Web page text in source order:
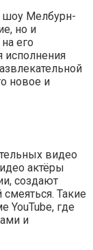
шоу Мелбурн-
но и
его
исполнения
новое и
видео
актёры
создают
Такие
YouTube, где
и